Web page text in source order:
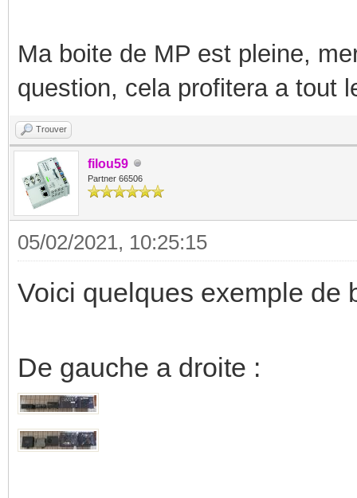
Ma boite de MP est pleine,
question, cela profitera a tout
Trouver
filou59
Partner 66506
05/02/2021, 10:25:15
Voici quelques exemple de
De gauche a droite :